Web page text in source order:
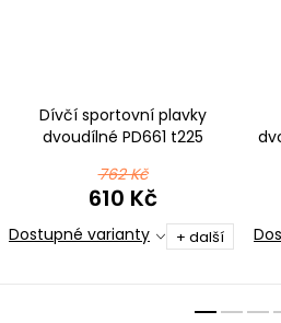
Dívčí sportovní plavky
dvoudílné PD661 t225
762 Kč
610 Kč
Dostupné varianty + další